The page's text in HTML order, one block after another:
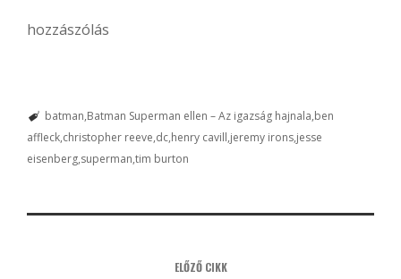
hozzászólás
batman Batman Superman ellen – Az igazság hajnala ben
affleck christopher reeve dc henry cavill jeremy irons jesse
eisenberg superman tim burton
ELŐZŐ CIKK